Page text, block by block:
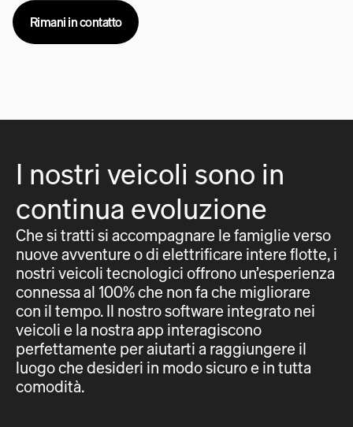
Rimani in contatto
I nostri veicoli sono in
continua evoluzione
Che si tratti si accompagnare le famiglie verso
nuove avventure o di elettrificare intere flotte, i
nostri veicoli tecnologici offrono un’esperienza
connessa al 100% che non fa che migliorare
con il tempo. Il nostro software integrato nei
veicoli e la nostra app interagiscono
perfettamente per aiutarti a raggiungere il
luogo che desideri in modo sicuro e in tutta
comodità.